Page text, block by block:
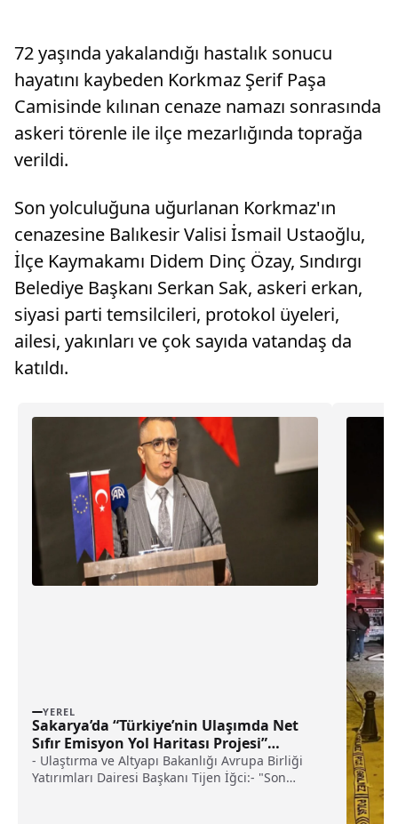
72 yaşında yakalandığı hastalık sonucu
hayatını kaybeden Korkmaz Şerif Paşa
Camisinde kılınan cenaze namazı sonrasında
askeri törenle ile ilçe mezarlığında toprağa
verildi.
Son yolculuğuna uğurlanan Korkmaz'ın
cenazesine Balıkesir Valisi İsmail Ustaoğlu,
İlçe Kaymakamı Didem Dinç Özay, Sındırgı
Belediye Başkanı Serkan Sak, askeri erkan,
siyasi parti temsilcileri, protokol üyeleri,
ailesi, yakınları ve çok sayıda vatandaş da
katıldı.
YEREL
Sakarya’da “Türkiye’nin Ulaşımda Net
Sıfır Emisyon Yol Haritası Projesi”
çalıştayı düzenleniyor haberi
- Ulaştırma ve Altyapı Bakanlığı Avrupa Birliği
Yatırımları Dairesi Başkanı Tijen İğci:- "Son